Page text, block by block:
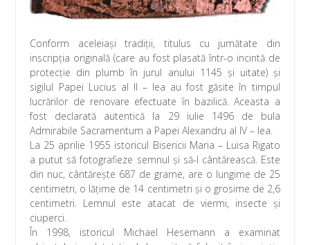
Conform aceleiaşi tradiţii, titulus cu jumătate din
inscripţia originală (care au fost plasată într-o incintă de
protecţie din plumb în jurul anului 1145 şi uitate) şi
sigilul Papei Lucius al II – lea au fost găsite în timpul
lucrărilor de renovare efectuate în bazilică. Aceasta a
fost declarată autentică la 29 iulie 1496 de bula
Admirabile Sacramentum a Papei Alexandru al IV – lea.
La 25 aprilie 1955 istoricul Bisericii Maria – Luisa Rigato
a putut să fotografieze semnul şi să-l cântărească. Este
din nuc, cântăreşte 687 de grame, are o lungime de 25
centimetri, o lăţime de 14 centimetri şi o grosime de 2,6
centimetri. Lemnul este atacat de viermi, insecte şi
ciuperci.
În 1998, istoricul Michael Hesemann a examinat